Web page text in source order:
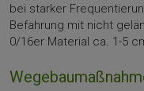
bei starker
Befahrung mit nicht
0/16er Material ca. 1-5